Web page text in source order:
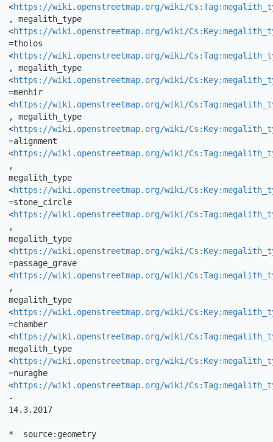
<https://wiki.openstreetmap.org/wiki/
, megalith_type
<https://wiki.openstreetmap.org/wiki/
=tholos
<https://wiki.openstreetmap.org/wiki/
, megalith_type
<https://wiki.openstreetmap.org/wiki/
=menhir
<https://wiki.openstreetmap.org/wiki/
, megalith_type
<https://wiki.openstreetmap.org/wiki/
=alignment
<https://wiki.openstreetmap.org/wiki/
,
megalith_type
<https://wiki.openstreetmap.org/wiki/
=stone_circle
<https://wiki.openstreetmap.org/wiki/
,
megalith_type
<https://wiki.openstreetmap.org/wiki/
=passage_grave
<https://wiki.openstreetmap.org/wiki/
,
megalith_type
<https://wiki.openstreetmap.org/wiki/
=chamber
<https://wiki.openstreetmap.org/wiki/
megalith_type
<https://wiki.openstreetmap.org/wiki/
=nuraghe
<https://wiki.openstreetmap.org/wiki/
-
14.3.2017
*  source:geometry